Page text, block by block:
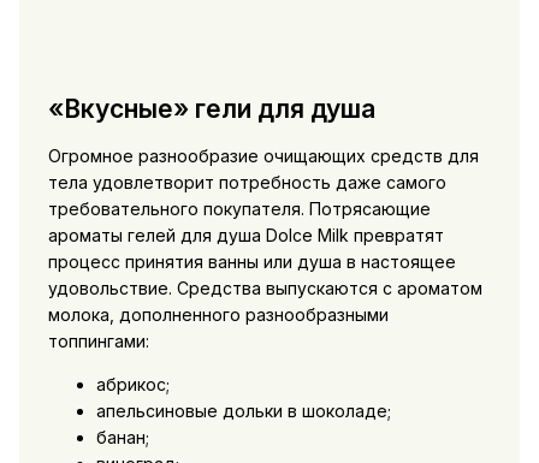
«Вкусные» гели для душа
Огромное разнообразие очищающих средств для
тела удовлетворит потребность даже самого
требовательного покупателя. Потрясающие
ароматы гелей для душа Dolce Milk превратят
процесс принятия ванны или душа в настоящее
удовольствие. Средства выпускаются с ароматом
молока, дополненного разнообразными
топпингами:
абрикос;
апельсиновые дольки в шоколаде;
банан;